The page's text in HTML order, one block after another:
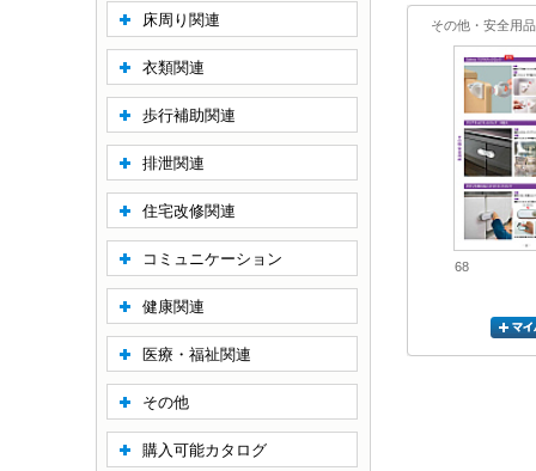
その他・安全用品
68
床周り関連
衣類関連
歩行補助関連
排泄関連
住宅改修関連
コミュニケーション
健康関連
医療・福祉関連
その他
購入可能カタログ